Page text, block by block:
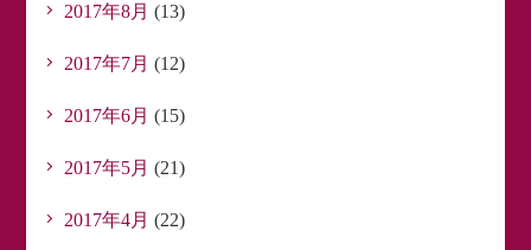
2017年8月 (13)
2017年7月 (12)
2017年6月 (15)
2017年5月 (21)
2017年4月 (22)